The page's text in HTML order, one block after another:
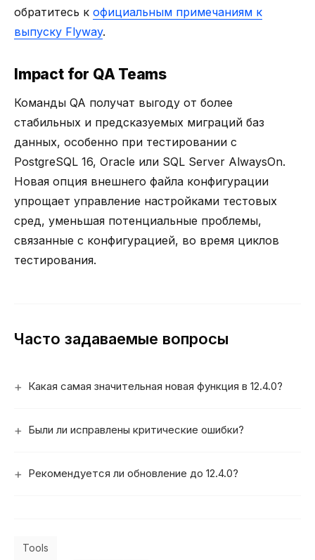
обратитесь к официальным примечаниям к
выпуску Flyway.
Impact for QA Teams
Команды QA получат выгоду от более
стабильных и предсказуемых миграций баз
данных, особенно при тестировании с
PostgreSQL 16, Oracle или SQL Server AlwaysOn.
Новая опция внешнего файла конфигурации
упрощает управление настройками тестовых
сред, уменьшая потенциальные проблемы,
связанные с конфигурацией, во время циклов
тестирования.
Часто задаваемые вопросы
Какая самая значительная новая функция в 12.4.0?
Были ли исправлены критические ошибки?
Рекомендуется ли обновление до 12.4.0?
Tools